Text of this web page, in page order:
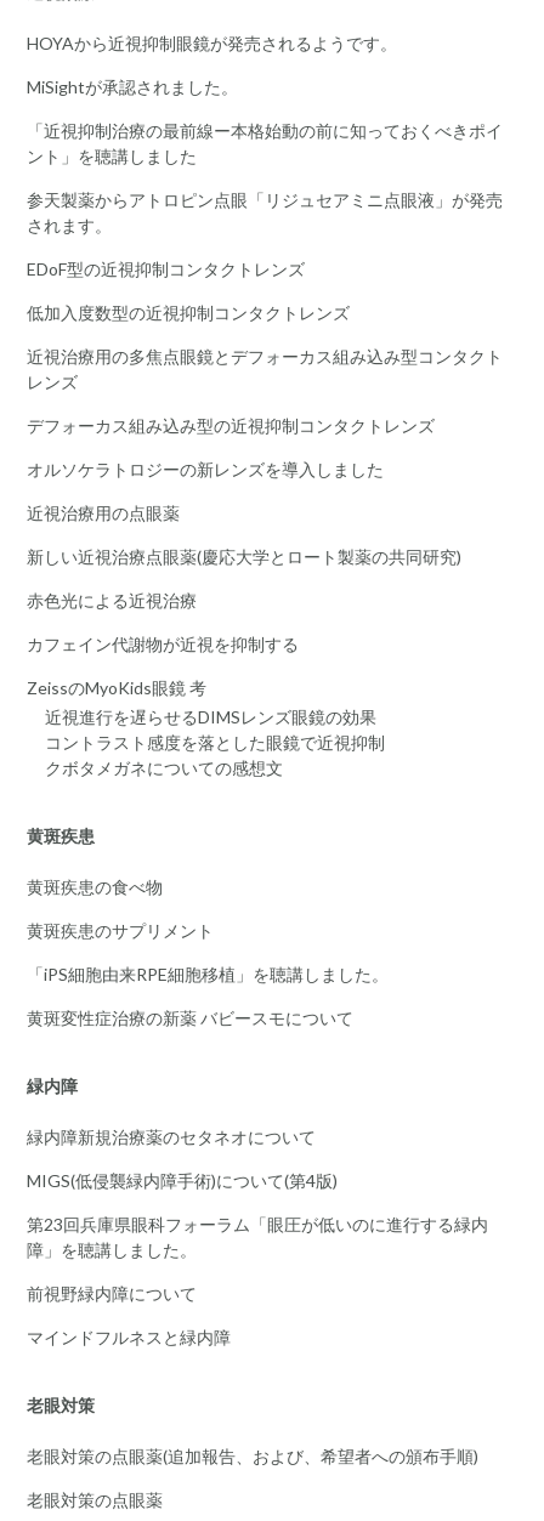
HOYAから近視抑制眼鏡が発売されるようです。
MiSightが承認されました。
「近視抑制治療の最前線ー本格始動の前に知っておくべきポイ
ント」を聴講しました
参天製薬からアトロピン点眼「リジュセアミニ点眼液」が発売
されます。
EDoF型の近視抑制コンタクトレンズ
低加入度数型の近視抑制コンタクトレンズ
近視治療用の多焦点眼鏡とデフォーカス組み込み型コンタクト
レンズ
デフォーカス組み込み型の近視抑制コンタクトレンズ
オルソケラトロジーの新レンズを導入しました
近視治療用の点眼薬
新しい近視治療点眼薬(慶応大学とロート製薬の共同研究)
赤色光による近視治療
カフェイン代謝物が近視を抑制する
ZeissのMyoKids眼鏡 考
近視進行を遅らせるDIMSレンズ眼鏡の効果
コントラスト感度を落とした眼鏡で近視抑制
クボタメガネについての感想文
黄斑疾患
黄斑疾患の食べ物
黄斑疾患のサプリメント
「iPS細胞由来RPE細胞移植」を聴講しました。
黄斑変性症治療の新薬 バビースモについて
緑内障
緑内障新規治療薬のセタネオについて
MIGS(低侵襲緑内障手術)について(第4版)
第23回兵庫県眼科フォーラム「眼圧が低いのに進行する緑内
障」を聴講しました。
前視野緑内障について
マインドフルネスと緑内障
老眼対策
老眼対策の点眼薬(追加報告、および、希望者への頒布手順)
老眼対策の点眼薬